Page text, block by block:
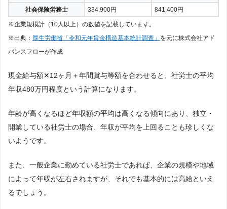
社会保険労務士
334,900円 841,400円
※企業規模計（10人以上）の数値を記載しています。
※出典： 厚生労働省「令和元年賃金構造基本統計調査」 を元に株式会社アド
バンスフローが作成
現金給与額✕12ヶ月＋年間賞与等額を合わせると、社労士の平均
年収480万円程度という計算になります。
年齢が高くなるほど年収額の平均は高くなる傾向にあり、独立・
開業している社労士の場合、年収が平均を上回ることも珍しくな
いようです。
また、一般企業に勤めている社労士であれば、企業の規模や地域
によって年収が左右されますが、それでも基本的には高給といえ
るでしょう。